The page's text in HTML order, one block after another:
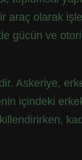
araç olarak
gücün ve
Askeriye,
içindeki